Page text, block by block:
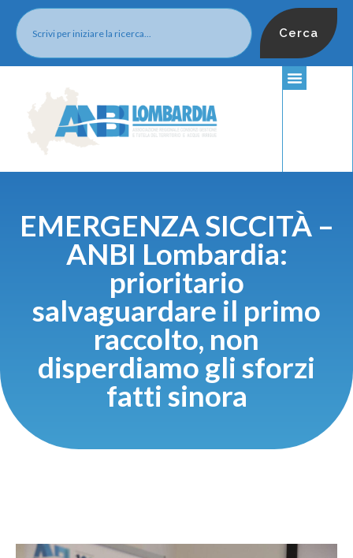
Cerca
EMERGENZA SICCITÀ –
ANBI Lombardia:
prioritario
salvaguardare il primo
raccolto, non
disperdiamo gli sforzi
fatti sinora